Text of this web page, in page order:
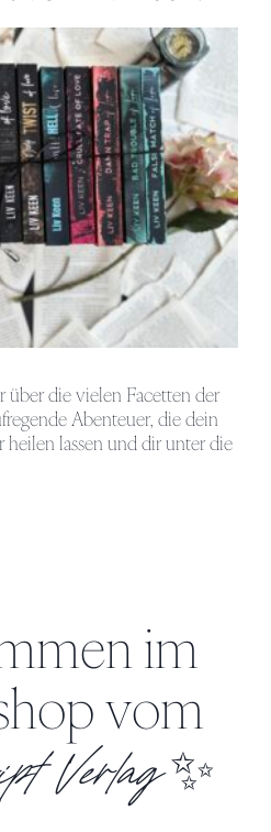
über die vielen Facetten der
Abenteuer, die dein
lassen und dir unter die
im
vom
Verlag✨